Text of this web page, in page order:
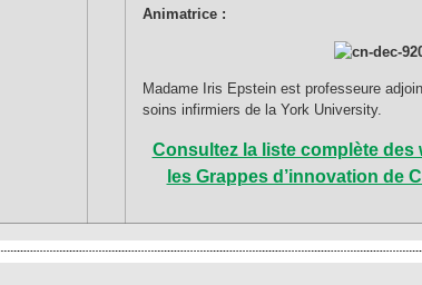
Animatrice :
Madame Iris Epstein est professeure
soins infirmiers de la York University.
Consultez la liste complète
les Grappes d’innovation de